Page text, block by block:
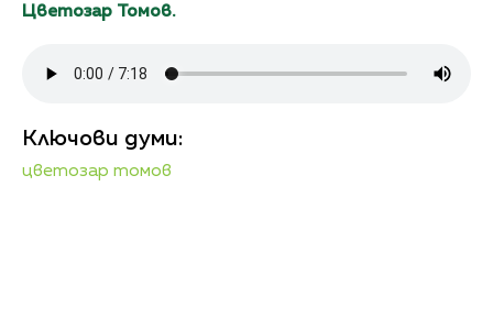
Цветозар Томов.
Ключови думи:
цветозар томов